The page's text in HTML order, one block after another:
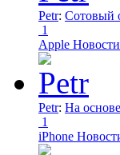
Petr: Сотовый
1
Apple Новости
Petr: На
1
iPhone